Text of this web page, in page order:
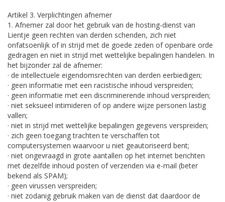
Artikel 3. Verplichtingen afnemer
1. Afnemer zal door het gebruik van de hosting-dienst van
Lientje geen rechten van derden schenden, zich niet
onfatsoenlijk of in strijd met de goede zeden of openbare orde
gedragen en niet in strijd met wettelijke bepalingen handelen. In
het bijzonder zal de afnemer:
· de intellectuele eigendomsrechten van derden eerbiedigen;
· geen informatie met een racistische inhoud verspreiden;
· geen informatie met een discriminerende inhoud verspreiden;
· niet seksueel intimideren of op andere wijze personen lastig
vallen;
· niet in strijd met wettelijke bepalingen gegevens verspreiden;
· zich geen toegang trachten te verschaffen tot
computersystemen waarvoor u niet geautoriseerd bent;
· niet ongevraagd in grote aantallen op het internet berichten
met dezelfde inhoud posten of verzenden via e-mail (beter
bekend als SPAM);
· geen virussen verspreiden;
· niet zodanig gebruik maken van de dienst dat daardoor de